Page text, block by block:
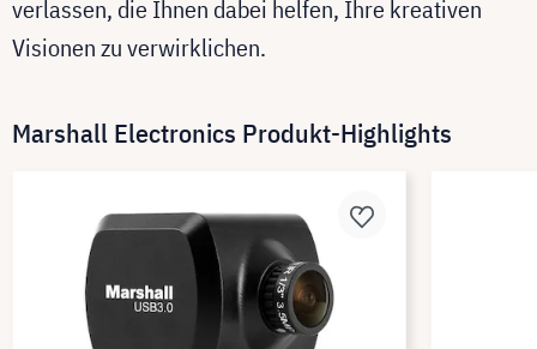
verlassen, die Ihnen dabei helfen, Ihre kreativen
Visionen zu verwirklichen.
Marshall Electronics Produkt-Highlights